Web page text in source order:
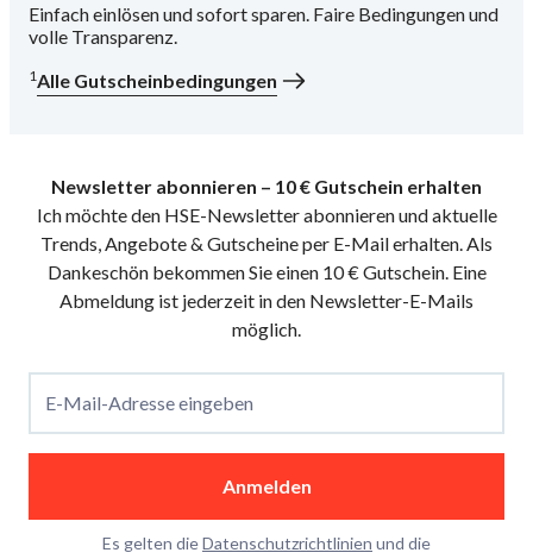
Einfach einlösen und sofort sparen. Faire Bedingungen und
volle Transparenz.
1Alle Gutscheinbedingungen
Newsletter abonnieren – 10 € Gutschein erhalten
Ich möchte den HSE-Newsletter abonnieren und aktuelle
Trends, Angebote & Gutscheine per E-Mail erhalten. Als
Dankeschön bekommen Sie einen 10 € Gutschein. Eine
Abmeldung ist jederzeit in den Newsletter-E-Mails
möglich.
E-Mail-Adresse eingeben
Anmelden
Es gelten dieDatenschutzrichtlinien und die